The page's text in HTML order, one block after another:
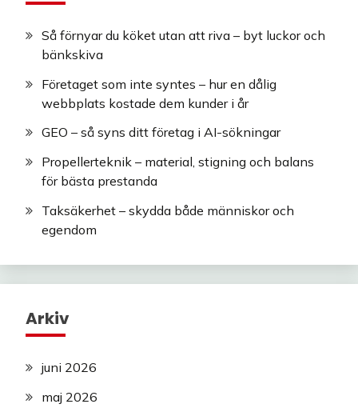
Så förnyar du köket utan att riva – byt luckor och
bänkskiva
Företaget som inte syntes – hur en dålig
webbplats kostade dem kunder i år
GEO – så syns ditt företag i AI-sökningar
Propellerteknik – material, stigning och balans
för bästa prestanda
Taksäkerhet – skydda både människor och
egendom
Arkiv
juni 2026
maj 2026